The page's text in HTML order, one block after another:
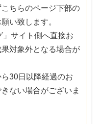
ちらのページ下部の
い致します。
」サイト側へ直接お
対象外となる場合が
30日以降経過のお
ない場合がございま